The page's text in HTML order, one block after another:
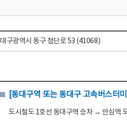
대구광역시 동구 첨단로 53 (41068)
[동대구역 또는 동대구 고속버스터
도시철도 1호선 동대구역 승차 → 안심역